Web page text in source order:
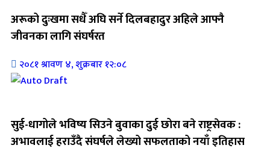
अरूको दुःखमा सधैँ अघि सर्ने दिलबहादुर अहिले आफ्नै
जीवनका लागि संघर्षरत
२०८१ श्रावण ४, शुक्रबार १२:०८
सुई-धागोले भविष्य सिउने बुवाका दुई छोरा बने राष्ट्रसेवक :
अभावलाई हराउँदै संघर्षले लेख्यो सफलताको नयाँ इतिहास